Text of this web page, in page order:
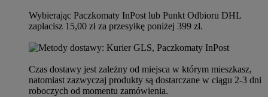
Wybierając Paczkomaty InPost lub Punkt Odbioru DHL
zapłacisz 15,00 zł za przesyłkę poniżej 399 zł.
Czas dostawy jest zależny od miejsca w którym mieszkasz,
natomiast zazwyczaj produkty są dostarczane w ciągu 2-3 dni
roboczych od momentu zamówienia.